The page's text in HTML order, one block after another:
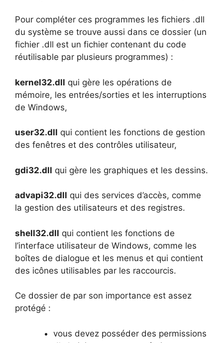
Pour compléter ces programmes les fichiers .dll
du système se trouve aussi dans ce dossier (un
fichier .dll est un fichier contenant du code
réutilisable par plusieurs programmes) :
kernel32.dll qui gère les opérations de
mémoire, les entrées/sorties et les interruptions
de Windows,
user32.dll qui contient les fonctions de gestion
des fenêtres et des contrôles utilisateur,
gdi32.dll qui gère les graphiques et les dessins.
advapi32.dll qui des services d’accès, comme
la gestion des utilisateurs et des registres.
shell32.dll qui contient les fonctions de
l’interface utilisateur de Windows, comme les
boîtes de dialogue et les menus et qui contient
des icônes utilisables par les raccourcis.
Ce dossier de par son importance est assez
protégé :
vous devez posséder des permissions